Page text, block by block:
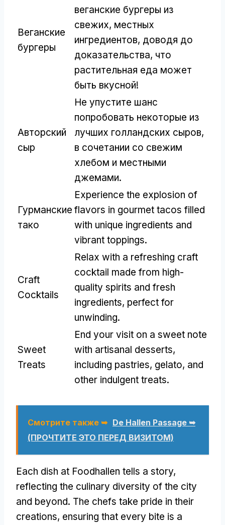
Веганские
бургеры
веганские бургеры из
свежих, местных
ингредиентов, доводя до
доказательства, что
растительная еда может
быть вкусной!
Авторский
сыр
Не упустите шанс
попробовать некоторые из
лучших голландских сыров,
в сочетании со свежим
хлебом и местными
джемами.
Гурманские
тако
Experience the explosion of
flavors in gourmet tacos filled
with unique ingredients and
vibrant toppings.
Craft
Cocktails
Relax with a refreshing craft
cocktail made from high-
quality spirits and fresh
ingredients, perfect for
unwinding.
Sweet
Treats
End your visit on a sweet note
with artisanal desserts,
including pastries, gelato, and
other indulgent treats.
Смотрите также ➥ De Hallen Passage ➥
(ПРОЧТИТЕ ЭТО ПЕРЕД ВИЗИТОМ)
Each dish at Foodhallen tells a story,
reflecting the culinary diversity of the city
and beyond. The chefs take pride in their
creations, ensuring that every bite is a